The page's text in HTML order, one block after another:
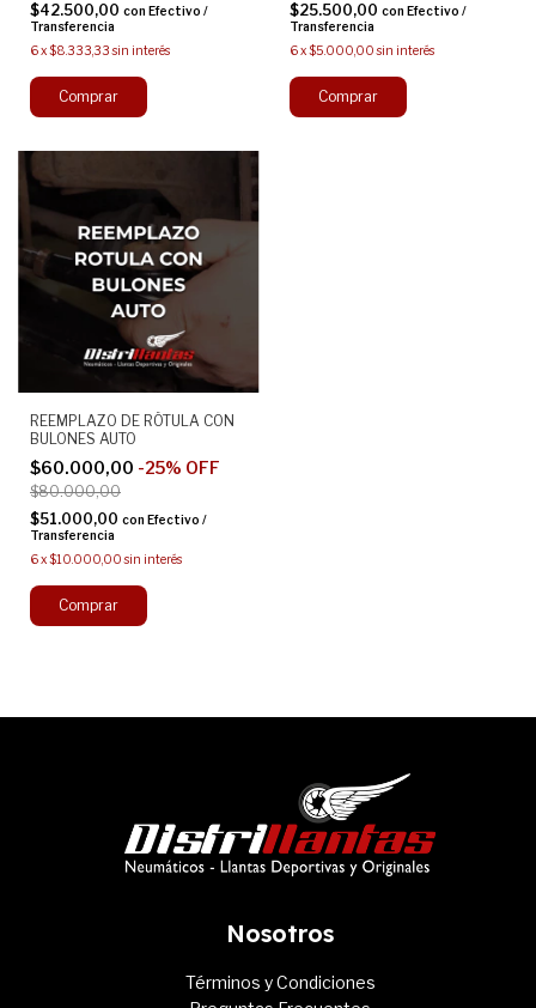
$42.500,00 con Efectivo /
Transferencia
6x$8.333,33 sin interés
$25.500,00 con Efectivo /
Transferencia
6 x$5.000,00 sin interés
REEMPLAZO DE RÓTULA CON
BULONES AUTO
$60.000,00 -25% OFF
$80.000,00
$51.000,00 con Efectivo /
Transferencia
6x$10.000,00 sin interés
Nosotros
Términos y Condiciones